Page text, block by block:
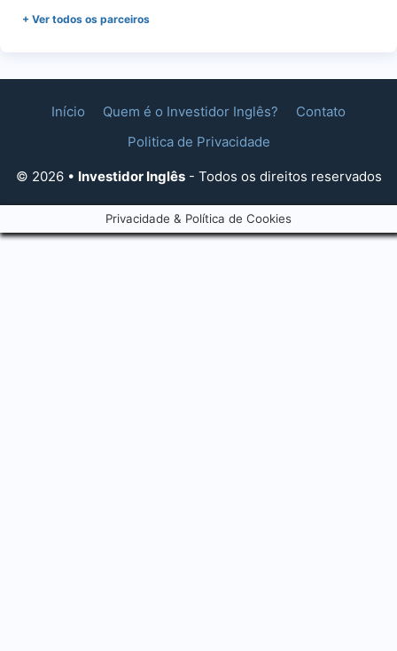
+ Ver todos os parceiros
Início Quem é o Investidor Inglês?
Contato
Politica de Privacidade
© 2026 • Investidor Inglês- Todos os direitos reservados
Privacidade & Política de Cookies